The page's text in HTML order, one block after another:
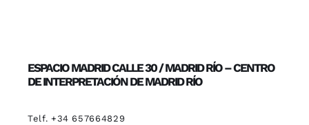
ESPACIO MADRID CALLE 30 / MADRID RÍO – CENTRO
DE INTERPRETACIÓN DE MADRID RÍO
Telf. +34 657664829